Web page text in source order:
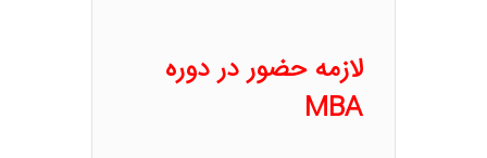
لازمه حضور در دوره
MBA